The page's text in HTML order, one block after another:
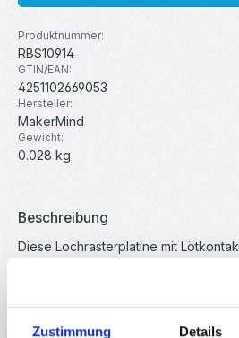
Zustimmung Details
Produktnummer:
RBS10914
GTIN/EAN:
4251102669053
Hersteller:
MakerMind
Gewicht:
0.028 kg
Beschreibung
Diese Lochrasterplatine mit